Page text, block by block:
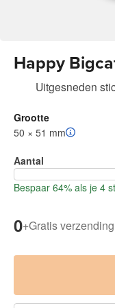
Happy
Uitgesneden
Grootte
50 × 51 mm
Aantal
Bespaar 64% als je 4
0+Gratis verzending